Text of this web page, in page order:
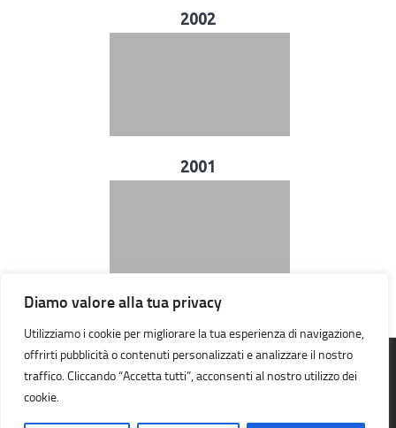
Diamo valore alla tua privacy
Utilizziamo i cookie per migliorare la tua esperienza di navigazione,
offrirti pubblicità o contenuti personalizzati e analizzare il nostro
traffico. Cliccando “Accetta tutti”, acconsenti al nostro utilizzo dei
cookie.
2002
2001
A.S.D. Orienteering Galileo Galilei © 2026. Tutti i diritti riservati.